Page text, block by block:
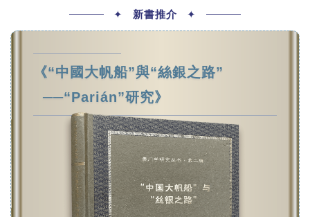
✦ 新書推介 ✦
《“中國大帆船”與“絲銀之路”
──“Parián”研究》